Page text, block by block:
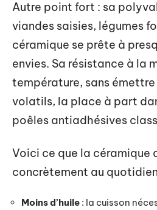
Autre point fort : sa
viandes saisies, légumes
céramique se prête à
envies. Sa résistance à la
température, sans
volatils, la place à part
poêles antiadhésives
Voici ce que la céramique
concrètement au
Moins d’huile : la cuisson